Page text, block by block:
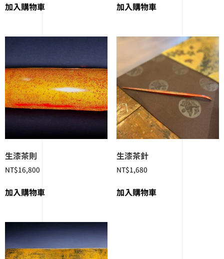
加入購物車 加入購物車
生漆茶則
NT$16,800
加入購物車
生漆茶針
NT$1,680
加入購物車